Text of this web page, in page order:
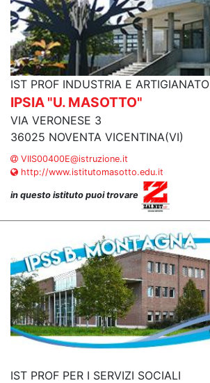
IST PROF INDUSTRIA E ARTIGIANATO
IPSIA "U. MASOTTO"
VIA VERONESE 3
36025 NOVENTA VICENTINA(VI)
VIIS00400E@istruzione.it
http://www.istitutomasotto.edu.it
in questo istituto puoi trovare
IST PROF PER I SERVIZI SOCIALI